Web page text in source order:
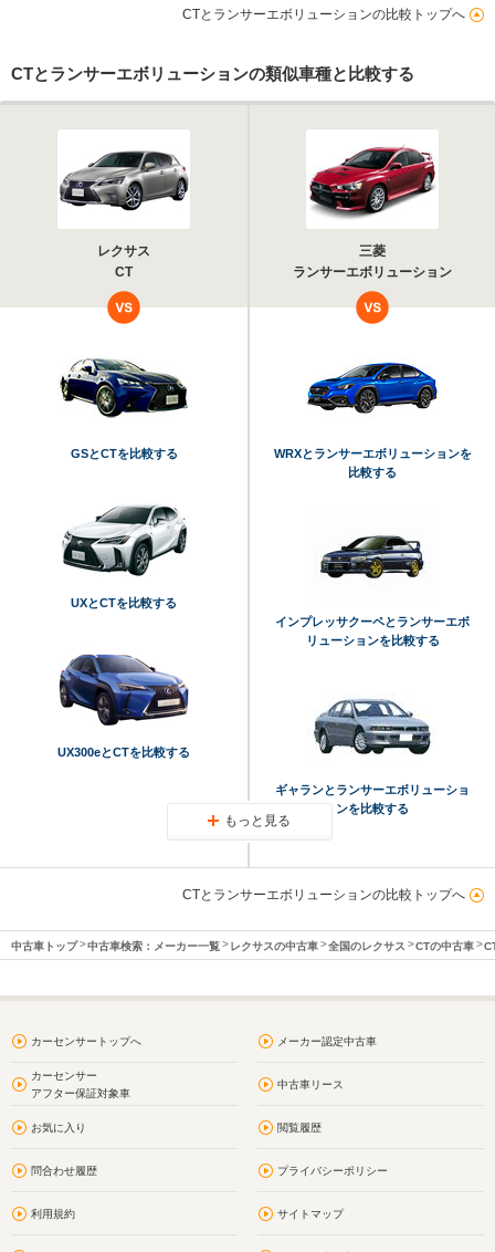
CTとランサーエボリューションの比較トップへ
CTとランサーエボリューションの類似車種と比較する
レクサス
CT
三菱
ランサーエボリューション
GSとCTを比較する
UXとCTを比較する
UX300eとCTを比較する
WRXとランサーエボリューションを
比較する
インプレッサクーペとランサーエボ
リューションを比較する
ギャランとランサーエボリューショ
ンを比較する
もっと見る
CTとランサーエボリューションの比較トップへ
中古車トップ 中古車検索：メーカー一覧 レクサスの中古車 全国のレクサス CTの中古車
カーセンサートップへ メーカー認定中古車
カーセンサー
アフター保証対象車
中古車リース
お気に入り 閲覧履歴
問合わせ履歴 プライバシーポリシー
利用規約 サイトマップ